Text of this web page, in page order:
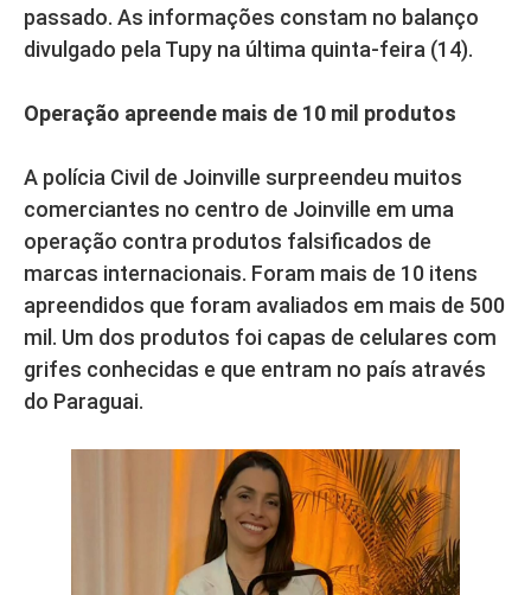
passado. As informações constam no balanço
divulgado pela Tupy na última quinta-feira (14).
Operação apreende mais de 10 mil produtos
A polícia Civil de Joinville surpreendeu muitos
comerciantes no centro de Joinville em uma
operação contra produtos falsificados de
marcas internacionais. Foram mais de 10 itens
apreendidos que foram avaliados em mais de 500
mil. Um dos produtos foi capas de celulares com
grifes conhecidas e que entram no país através
do Paraguai.